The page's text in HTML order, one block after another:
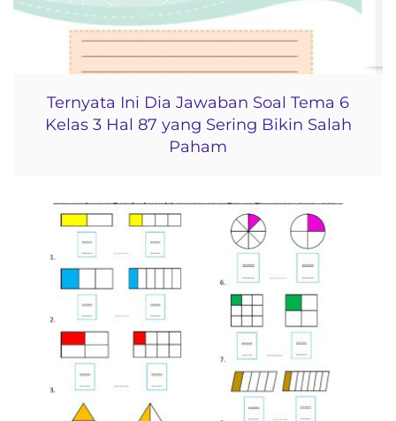
Ternyata Ini Dia Jawaban Soal Tema 6
Kelas 3 Hal 87 yang Sering Bikin Salah
Paham